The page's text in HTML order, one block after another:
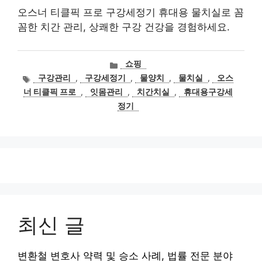
오스너 티클픽 프로 구강세정기 휴대용 물치실로 꼼
꼼한 치간 관리, 상쾌한 구강 건강을 경험하세요.
카
테
고
리
쇼핑
태
그
구강관리 , 구강세정기 , 물양치 , 물치실 ,
오스
너 티클픽 프로
, 잇몸관리 , 치간치실 ,
휴대용구강세
정기
최신 글
변환철 변호사 약력 및 승소 사례, 법률 전문 분야